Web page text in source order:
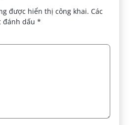
được hiển thị công khai. Các
đánh dấu*